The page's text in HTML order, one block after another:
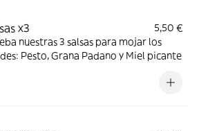
x3
5,50 €
nuestras 3 salsas para mojar los
Pesto, Grana Padano y Miel picante